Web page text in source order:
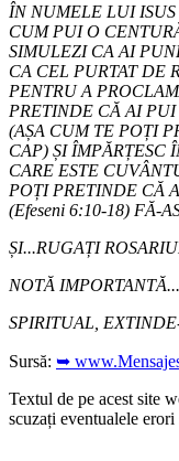
ÎN NUMELE LUI
CUM PUI O
SIMULEZI CA AI
CA CEL PURTAT DE
PENTRU A
PRETINDE CĂ AI
(AȘA CUM TE POȚI
CAP) ȘI ÎMPĂRȚESC
CARE ESTE
POȚI PRETINDE CĂ
(Efeseni 6:10-18) FĂ-
ȘI...RUGAȚI
NOTĂ
SPIRITUAL,
Sursă: ➥
Textul de pe acest site
scuzați eventualele